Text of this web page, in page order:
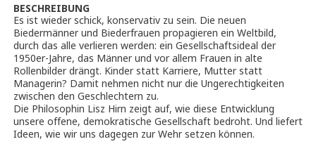
BESCHREIBUNG
Es ist wieder schick, konservativ zu sein. Die neuen
Biedermänner und Biederfrauen propagieren ein Weltbild,
durch das alle verlieren werden: ein Gesellschaftsideal der
1950er-Jahre, das Männer und vor allem Frauen in alte
Rollenbilder drängt. Kinder statt Karriere, Mutter statt
Managerin? Damit nehmen nicht nur die Ungerechtigkeiten
zwischen den Geschlechtern zu.
Die Philosophin Lisz Hirn zeigt auf, wie diese Entwicklung
unsere offene, demokratische Gesellschaft bedroht. Und liefert
Ideen, wie wir uns dagegen zur Wehr setzen können.